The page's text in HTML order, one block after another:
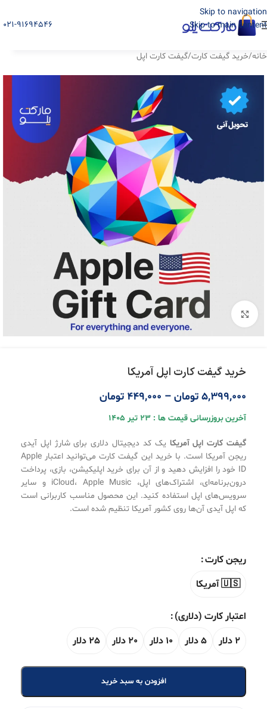
Skip to navigation
Skip to main content
021-91694546
خانه/خرید گیفت کارت/گیفت کارت اپل
بزرگنمایی تصویر
خرید گیفت کارت اپل آمریکا
5,399,000 تومان –
449,000 تومان
آخرین بروزرسانی قیمت ها : 23 تیر 1405
گیفت کارت اپل آمریکا یک کد دیجیتال دلاری برای شارژ اپل آیدی
ریجن آمریکا است. با خرید این گیفت کارت می‌توانید اعتبار Apple
ID خود را افزایش دهید و از آن برای خرید اپلیکیشن، بازی، پرداخت
درون‌برنامه‌ای، اشتراک‌های اپل، iCloud، Apple Music و سایر
سرویس‌های اپل استفاده کنید. این محصول مناسب کاربرانی است
که اپل آیدی آن‌ها روی کشور آمریکا تنظیم شده است.
ریجن کارت
🇺🇸 آمریکا
اعتبار کارت (دلاری)
2 دلار
5 دلار 10 دلار 20 دلار 25 دلار
افزودن به سبد خرید